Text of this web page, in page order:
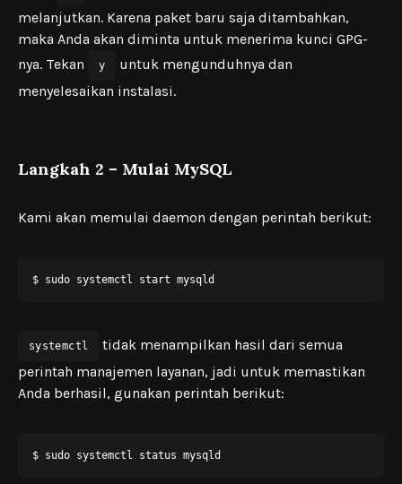
melanjutkan. Karena paket baru saja ditambahkan,
maka Anda akan diminta untuk menerima kunci GPG-
nya. Tekan
y
untuk mengunduhnya dan
menyelesaikan instalasi.
Langkah 2 – Mulai MySQL
Kami akan memulai daemon dengan perintah berikut:
$ sudo systemctl start mysqld
systemctl
tidak menampilkan hasil dari semua
perintah manajemen layanan, jadi untuk memastikan
Anda berhasil, gunakan perintah berikut:
$ sudo systemctl status mysqld